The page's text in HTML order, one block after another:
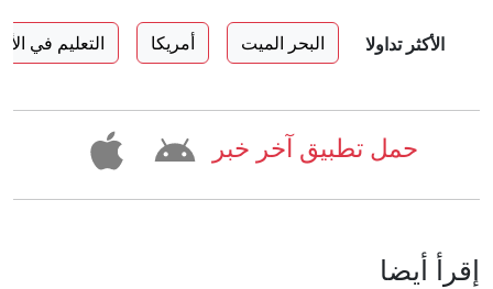
الأكثر تداولا البحر الميت أمريكا التعليم في
حمل تطبيق آخر خبر
إقرأ أيضا